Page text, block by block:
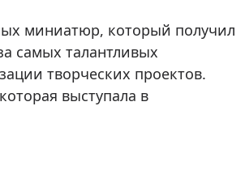
миниатюр, который получил
самых талантливых
творческих проектов.
выступала в